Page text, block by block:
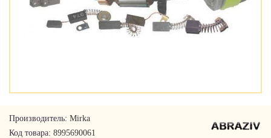
Производитель: Mirka
Код товара: 8995690061